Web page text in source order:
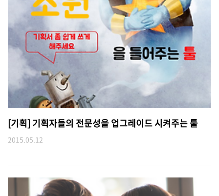
[기획] 기획자들의 전문성을 업그레이드 시켜주는 툴
2015.05.12